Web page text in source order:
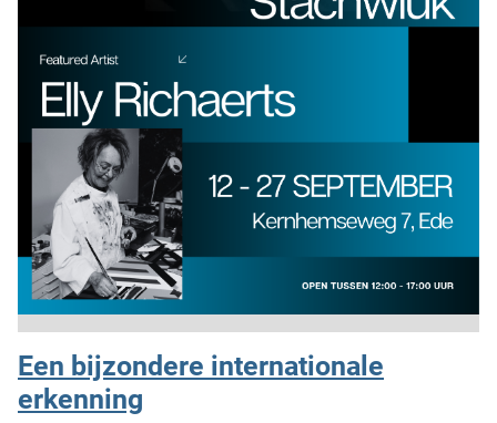
Een bijzondere internationale
erkenning